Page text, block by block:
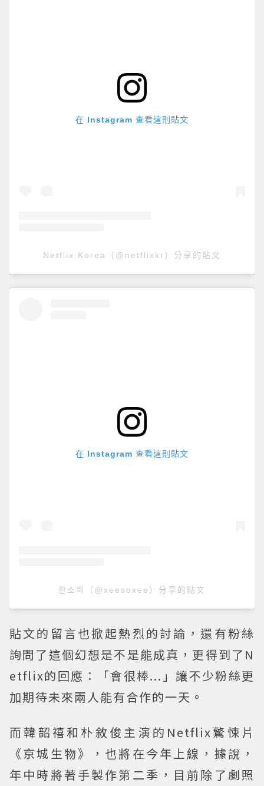
在 Instagram 查看這則貼文
Netflix Korea（@netflixkr）分享的貼文
在 Instagram 查看這則貼文
한소희（@xeesoxee）分享的貼文
貼文的留言也掀起熱烈的討論，還有粉絲
詢問了這個幻想是不是能成真，更得到了N
etflix的回應：「會很棒...」讓不少粉絲更
加期待未來兩人能有合作的一天。
而韓韶禧和朴敘俊主演的Netflix驚悚片
《京城生物》，也將在今年上線，據說，
年中時將著手製作第二季，目前除了劇照